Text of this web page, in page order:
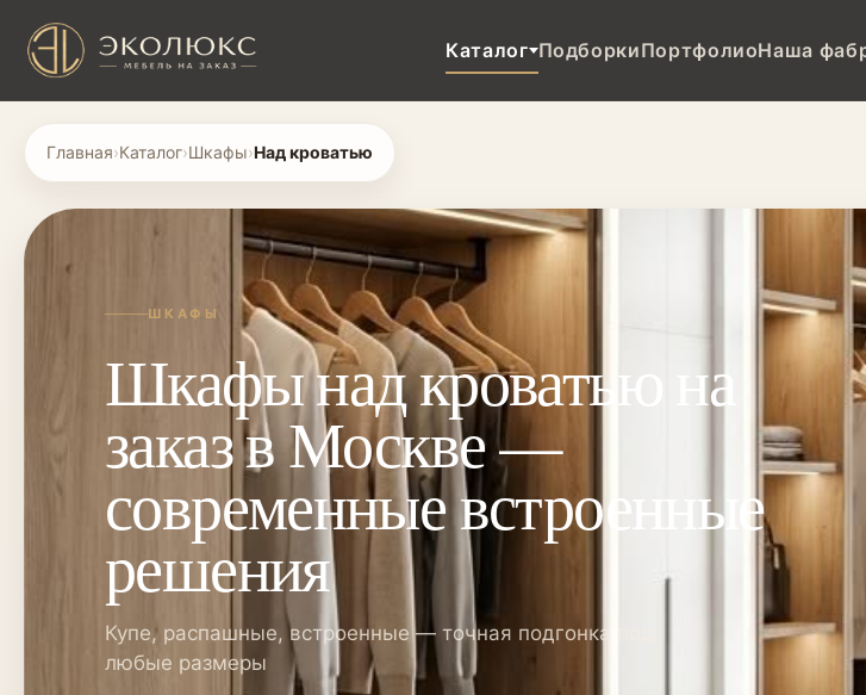
Каталог ПодборкиПортфолиоНаша
Главная›Каталог›Шкафы›Над кроватью
ШКАФЫ
Шкафы над кроватью на
заказ в Москве —
современные встроенные
решения
Купе, распашные, встроенные — точная подгонка под
любые размеры